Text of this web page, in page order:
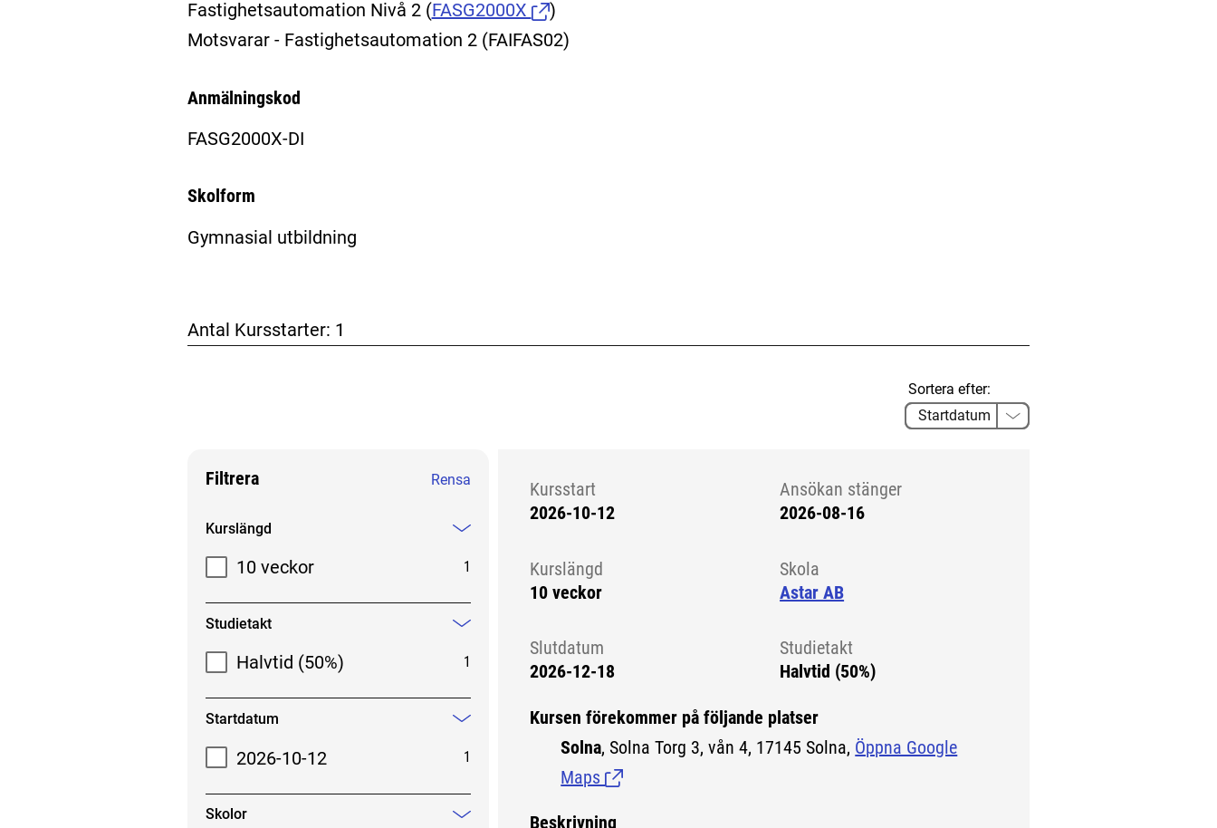
Fastighetsautomation Nivå 2 (FASG2000X
)
Motsvarar - Fastighetsautomation 2 (FAIFAS02)
Anmälningskod
FASG2000X-DI
Skolform
Gymnasial utbildning
Antal Kursstarter: 1
Sortera efter:
Filtrera Rensa
Filtrera sökresultat
Kurslängd
10 veckor
1
Studietakt
Mindre information
Halvtid (50%)
1
Startdatum
2026-10-12
1
Skolor
Kursstart
2026-10-12
Ansökan stänger
2026-08-16
Kurslängd
10 veckor
Skola
Astar AB
Slutdatum
2026-12-18
Studietakt
Halvtid (50%)
Kursen förekommer på följande platser
Solna, Solna Torg 3, vån 4, 17145 Solna, Öppna Google
Maps(Länk till extern sida.)
Beskrivning